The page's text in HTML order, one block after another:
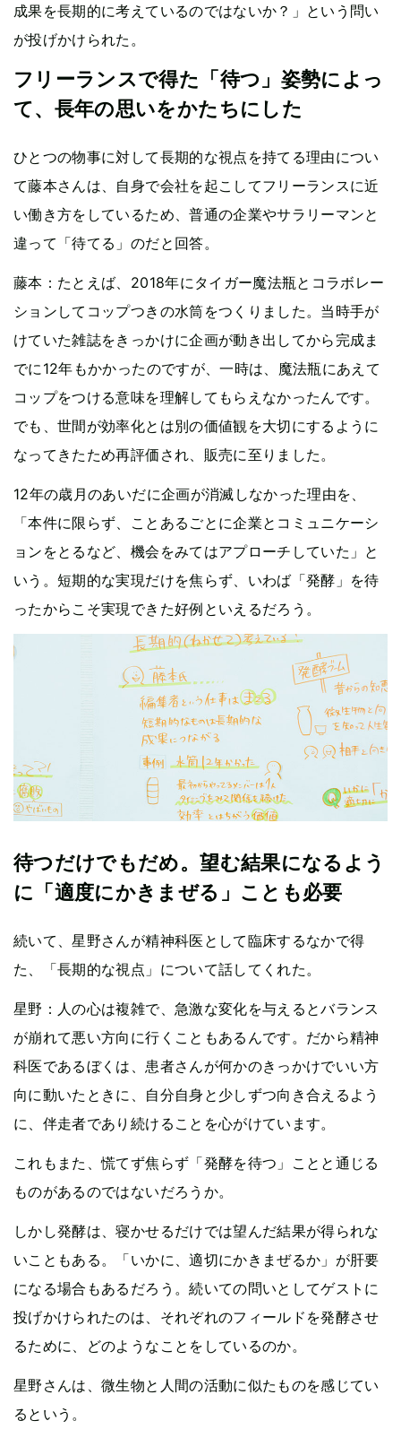
成果を長期的に考えているのではないか？」という問い
が投げかけられた。
フリーランスで得た「待つ」姿勢によっ
て、長年の思いをかたちにした
ひとつの物事に対して長期的な視点を持てる理由につい
て藤本さんは、自身で会社を起こしてフリーランスに近
い働き方をしているため、普通の企業やサラリーマンと
違って「待てる」のだと回答。
藤本：たとえば、2018年にタイガー魔法瓶とコラボレー
ションしてコップつきの水筒をつくりました。当時手が
けていた雑誌をきっかけに企画が動き出してから完成ま
でに12年もかかったのですが、一時は、魔法瓶にあえて
コップをつける意味を理解してもらえなかったんです。
でも、世間が効率化とは別の価値観を大切にするように
なってきたため再評価され、販売に至りました。
12年の歳月のあいだに企画が消滅しなかった理由を、
「本件に限らず、ことあるごとに企業とコミュニケーシ
ョンをとるなど、機会をみてはアプローチしていた」と
いう。短期的な実現だけを焦らず、いわば「発酵」を待
ったからこそ実現できた好例といえるだろう。
待つだけでもだめ。望む結果になるよう
に「適度にかきまぜる」ことも必要
続いて、星野さんが精神科医として臨床するなかで得
た、「長期的な視点」について話してくれた。
星野：人の心は複雑で、急激な変化を与えるとバランス
が崩れて悪い方向に行くこともあるんです。だから精神
科医であるぼくは、患者さんが何かのきっかけでいい方
向に動いたときに、自分自身と少しずつ向き合えるよう
に、伴走者であり続けることを心がけています。
これもまた、慌てず焦らず「発酵を待つ」ことと通じる
ものがあるのではないだろうか。
しかし発酵は、寝かせるだけでは望んだ結果が得られな
いこともある。「いかに、適切にかきまぜるか」が肝要
になる場合もあるだろう。続いての問いとしてゲストに
投げかけられたのは、それぞれのフィールドを発酵させ
るために、どのようなことをしているのか。
星野さんは、微生物と人間の活動に似たものを感じてい
るという。